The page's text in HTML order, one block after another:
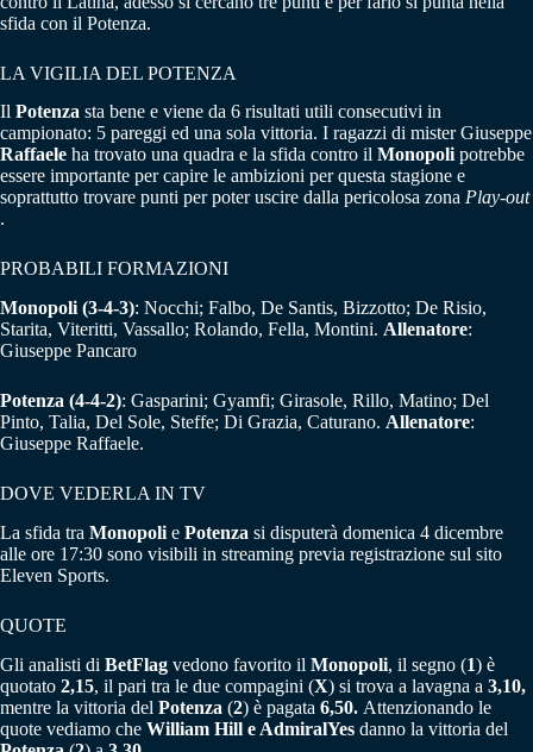
sfida con il Potenza.
LA VIGILIA DEL POTENZA
Il Potenza sta bene e viene da 6 risultati utili consecutivi in
campionato: 5 pareggi ed una sola vittoria. I ragazzi di mister Giuseppe
Raffaele ha trovato una quadra e la sfida contro il Monopoli potrebbe
essere importante per capire le ambizioni per questa stagione e
soprattutto trovare punti per poter uscire dalla pericolosa zona Play-out
.
PROBABILI FORMAZIONI
Monopoli (3-4-3): Nocchi; Falbo, De Santis, Bizzotto; De Risio,
Starita, Viteritti, Vassallo; Rolando, Fella, Montini. Allenatore:
Giuseppe Pancaro
Potenza (4-4-2): Gasparini; Gyamfi; Girasole, Rillo, Matino; Del
Pinto, Talia, Del Sole, Steffe; Di Grazia, Caturano. Allenatore:
Giuseppe Raffaele.
DOVE VEDERLA IN TV
La sfida tra Monopoli e Potenza si disputerà domenica 4 dicembre
alle ore 17:30 sono visibili in streaming previa registrazione sul sito
Eleven Sports.
QUOTE
Gli analisti di BetFlag vedono favorito il Monopoli, il segno (1) è
quotato 2,15, il pari tra le due compagini (X) si trova a lavagna a 3,10,
mentre la vittoria del Potenza (2) è pagata 6,50. Attenzionando le
quote vediamo che William Hill e AdmiralYes danno la vittoria del